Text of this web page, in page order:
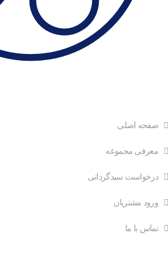
صفحه اصلی
معرفی مجموعه
درخواست سبدگردانی
ورود مشتریان
تماس با ما